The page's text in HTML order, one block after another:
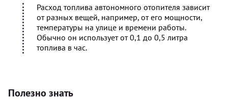
Расход топлива автономного отопителя зависит
от разных вещей, например, от его мощности,
температуры на улице и времени работы.
Обычно он использует от 0,1 до 0,5 литра
топлива в час.
Полезно знать